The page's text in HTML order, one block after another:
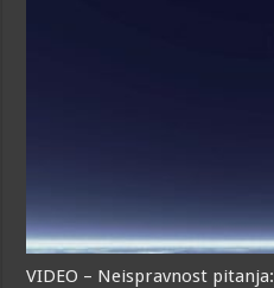
VIDEO – Neispravnost